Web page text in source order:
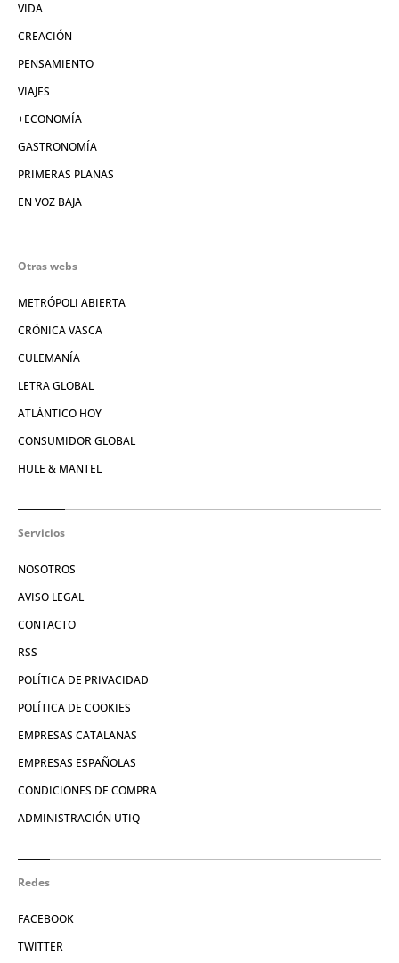
VIDA
CREACIÓN
PENSAMIENTO
VIAJES
+ECONOMÍA
GASTRONOMÍA
PRIMERAS PLANAS
EN VOZ BAJA
Otras webs
METRÓPOLI ABIERTA
CRÓNICA VASCA
CULEMANÍA
LETRA GLOBAL
ATLÁNTICO HOY
CONSUMIDOR GLOBAL
HULE & MANTEL
Servicios
NOSOTROS
AVISO LEGAL
CONTACTO
RSS
POLÍTICA DE PRIVACIDAD
POLÍTICA DE COOKIES
EMPRESAS CATALANAS
EMPRESAS ESPAÑOLAS
CONDICIONES DE COMPRA
ADMINISTRACIÓN UTIQ
Redes
FACEBOOK
TWITTER